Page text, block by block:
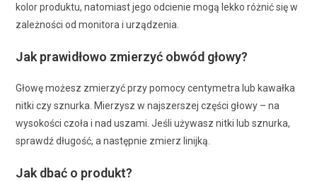
kolor produktu, natomiast jego odcienie mogą lekko różnić się w
zależności od monitora i urządzenia.
Jak prawidłowo zmierzyć obwód głowy?
Głowę możesz zmierzyć przy pomocy centymetra lub kawałka
nitki czy sznurka. Mierzysz w najszerszej części głowy – na
wysokości czoła i nad uszami. Jeśli używasz nitki lub sznurka,
sprawdź długość, a następnie zmierz linijką.
Jak dbać o produkt?